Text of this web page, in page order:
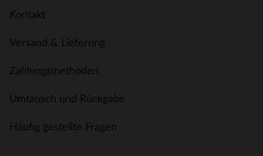
Kontakt
Versand & Lieferung
Zahlungsmethoden
Umtausch und Rückgabe
Häufig gestellte Fragen